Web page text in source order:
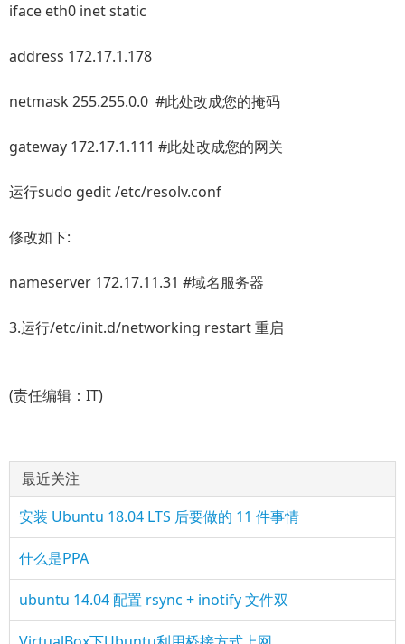
iface eth0 inet static
address 172.17.1.178
netmask 255.255.0.0 #此处改成您的掩码
gateway 172.17.1.111 #此处改成您的网关
运行sudo gedit /etc/resolv.conf
修改如下:
nameserver 172.17.11.31 #域名服务器
3.运行/etc/init.d/networking restart 重启
(责任编辑：IT)
最近关注
安装 Ubuntu 18.04 LTS 后要做的 11 件事情
什么是PPA
ubuntu 14.04 配置 rsync + inotify 文件双